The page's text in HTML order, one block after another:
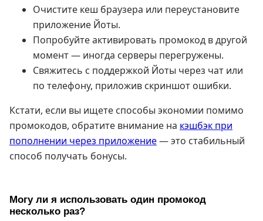
Очистите кеш браузера или переустановите
приложение Йоты.
Попробуйте активировать промокод в другой
момент — иногда серверы перегружены.
Свяжитесь с поддержкой Йоты через чат или
по телефону, приложив скриншот ошибки.
Кстати, если вы ищете способы экономии помимо
промокодов, обратите внимание на кэшбэк при
пополнении через приложение— это стабильный
способ получать бонусы.
Могу ли я использовать один промокод
несколько раз?